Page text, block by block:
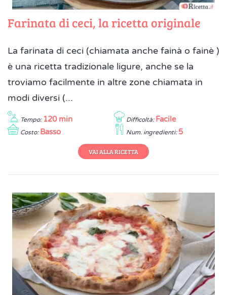
Farinata di ceci, la ricetta originale
La farinata di ceci (chiamata anche fainà o fainè )
è una ricetta tradizionale ligure, anche se la
troviamo facilmente in altre zone chiamata in
modi diversi (...
Tempo: 120 min Difficoltà: Facile
Costo: Basso Num. ingredienti: 5
VAI ALLA RICETTA